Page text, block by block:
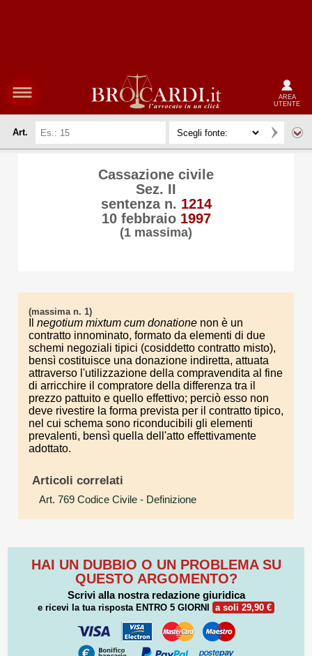
AREA
UTENTE
Art.
Cassazione civile
Sez. II
sentenza n. 1214
10 febbraio 1997
(1 massima)
(massima n. 1)
negotium mixtum cum donatione non è un
contratto innominato, formato da elementi di due
schemi negoziali tipici (cosiddetto contratto misto),
bensì costituisce una donazione indiretta, attuata
attraverso l'utilizzazione della compravendita al fine
di arricchire il compratore della differenza tra il
prezzo pattuito e quello effettivo; perciò esso non
deve rivestire la forma prevista per il contratto tipico,
nel cui schema sono riconducibili gli elementi
prevalenti, bensì quella dell'atto effettivamente
adottato.
Articoli correlati
Art. 769 Codice Civile - Definizione
HAI UN DUBBIO O UN PROBLEMA SU
QUESTO ARGOMENTO?
Scrivi alla nostra redazione giuridica
e ricevi la tua risposta ENTRO 5 GIORNI a soli 29,90 €